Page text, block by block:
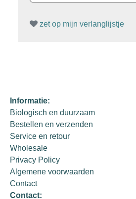
zet op mijn verlanglijstje
Informatie:
Biologisch en duurzaam
Bestellen en verzenden
Service en retour
Wholesale
Privacy Policy
Algemene voorwaarden
Contact
Contact: